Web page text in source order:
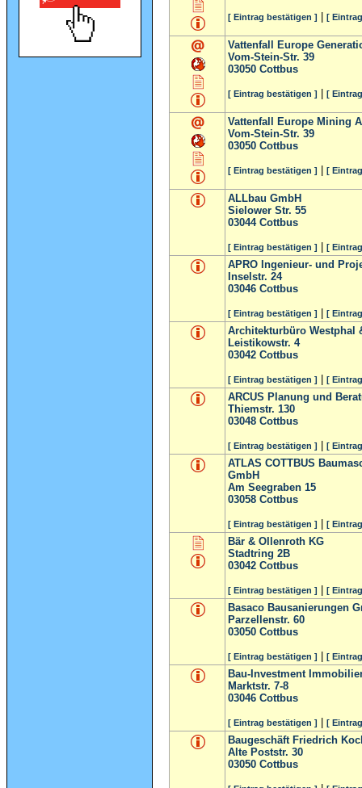
[ Eintrag bestätigen ] [
Vattenfall Europe
Vom-Stein-Str. 39
03050 Cottbus
[ Eintrag bestätigen ] [
Vattenfall Europe Mining
Vom-Stein-Str. 39
03050 Cottbus
[ Eintrag bestätigen ] [
ALLbau GmbH
Sielower Str. 55
03044 Cottbus
[ Eintrag bestätigen ] [
APRO Ingenieur- und
Inselstr. 24
03046 Cottbus
[ Eintrag bestätigen ] [
Architekturbüro Westphal
Leistikowstr. 4
03042 Cottbus
[ Eintrag bestätigen ] [
ARCUS Planung und
Thiemstr. 130
03048 Cottbus
[ Eintrag bestätigen ] [
ATLAS COTTBUS
GmbH
Am Seegraben 15
03058 Cottbus
[ Eintrag bestätigen ] [
Bär & Ollenroth KG
Stadtring 2B
03042 Cottbus
[ Eintrag bestätigen ] [
Basaco Bausanierungen
Parzellenstr. 60
03050 Cottbus
[ Eintrag bestätigen ] [
Bau-Investment
Marktstr. 7-8
03046 Cottbus
[ Eintrag bestätigen ] [
Baugeschäft Friedrich
Alte Poststr. 30
03050 Cottbus